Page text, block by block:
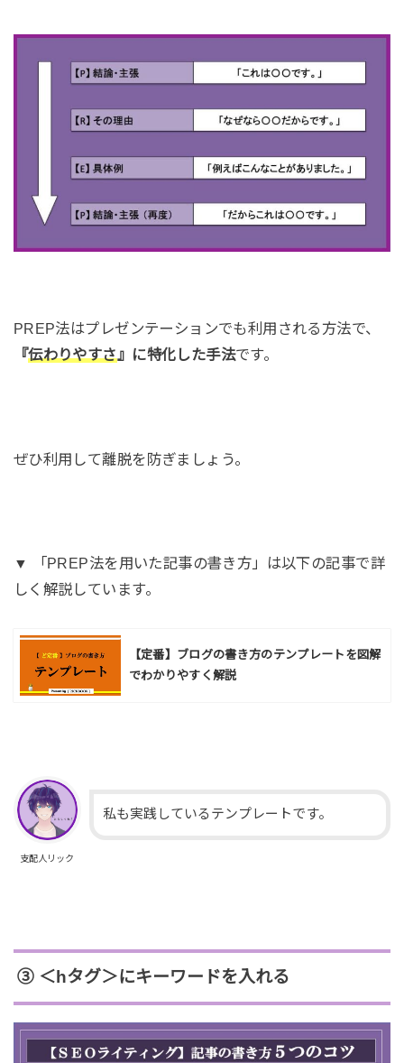
PREP法はプレゼンテーションでも利用される方法で、
『伝わりやすさ』に特化した手法です。
ぜひ利用して離脱を防ぎましょう。
▼ 「PREP法を用いた記事の書き方」は以下の記事で詳
しく解説しています。
【定番】ブログの書き方のテンプレートを図解
でわかりやすく解説
支配人リック
私も実践しているテンプレートです。
③ ＜hタグ＞にキーワードを入れる